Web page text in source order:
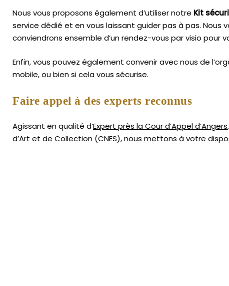
Nous vous proposons également d’utiliser notre Kit
service dédié et en vous laissant guider pas à pas. Nous
conviendrons ensemble d’un rendez-vous par visio pour
Enfin, vous pouvez également convenir avec nous de
mobile, ou bien si cela vous sécurise.
Faire appel à des experts reconnus
Agissant en qualité d’Expert près la Cour d’Appel d’Angers
d’Art et de Collection (CNES),nous mettons à votre